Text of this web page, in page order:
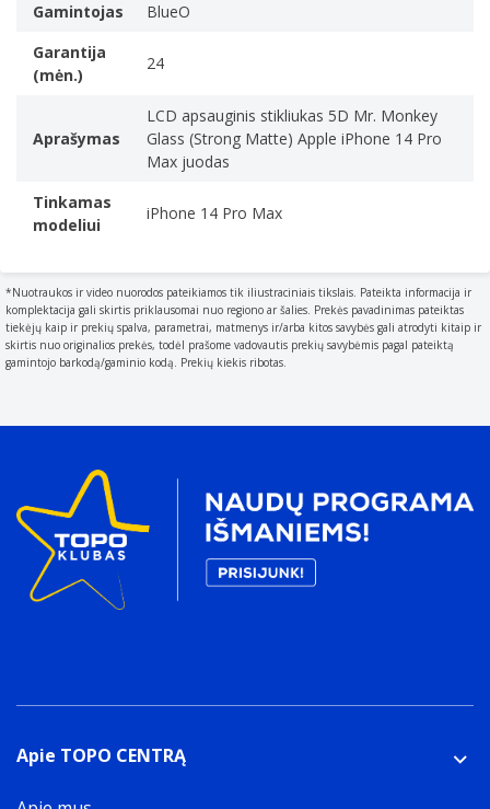
Gamintojas
BlueO
Garantija
(mėn.)
24
Aprašymas
LCD apsauginis stikliukas 5D Mr. Monkey
Glass (Strong Matte) Apple iPhone 14 Pro
Max juodas
Tinkamas
modeliui
iPhone 14 Pro Max
*Nuotraukos ir video nuorodos pateikiamos tik iliustraciniais tikslais. Pateikta informacija ir
komplektacija gali skirtis priklausomai nuo regiono ar šalies. Prekės pavadinimas pateiktas
tiekėjų kaip ir prekių spalva, parametrai, matmenys ir/arba kitos savybės gali atrodyti kitaip ir
skirtis nuo originalios prekės, todėl prašome vadovautis prekių savybėmis pagal pateiktą
gamintojo barkodą/gaminio kodą. Prekių kiekis ribotas.
Apie TOPO CENTRĄ